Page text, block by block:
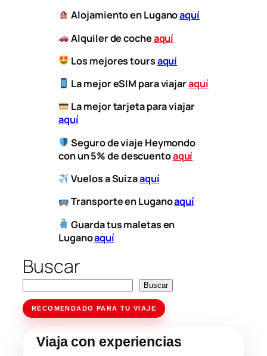
Alojamiento en Luganoaquí
Alquiler de cocheaquí
Los mejores toursaquí
La mejor eSIM para viajaraquí
La mejor tarjeta para viajar
aquí
Seguro de viaje Heymondo
con un 5% de descuentoaquí
Vuelos aSuizaaquí
​Transporteen Luganoaquí
Guarda tus maletas en
Luganoaquí
Buscar
Buscar
RECOMENDADO PARA TU VIAJE
Viaja con experiencias